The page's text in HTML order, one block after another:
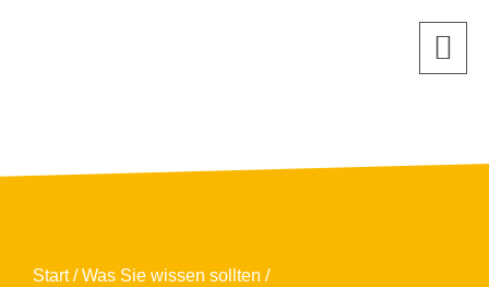
Start
Was Sie wissen sollten